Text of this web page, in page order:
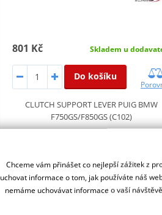
801 Kč Skladem u
Do košíku
CLUTCH SUPPORT LEVER PUIG BMW
F750GS/F850GS (C102)
Adaptér pro páčku spojky PUIG
9961N černý
Chceme vám přinášet co nejlepší zážitek z
uchovat informace o tom, jak používáte náš
nemáme uchovávat informace o vaší